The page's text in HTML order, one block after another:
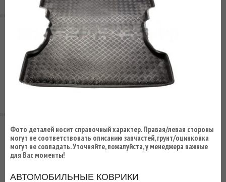
Фото деталей носит справочный характер. Правая/левая стороны
могут не соответствовать описанию запчастей, грунт/оцинковка
могут не совпадать. Уточняйте, пожалуйста, у менеджера важные
для Вас моменты!
АВТОМОБИЛЬНЫЕ КОВРИКИ